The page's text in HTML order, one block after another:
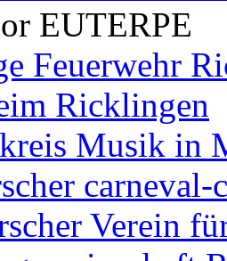
EUTERPE
Feuerwehr
Ricklingen
Musik in
carneval-
Verein